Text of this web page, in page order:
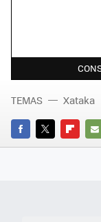
FACEBOOK
TWITTER
E-
TEMAS Xataka